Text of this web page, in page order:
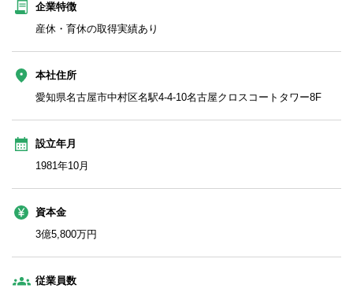
企業特徴
産休・育休の取得実績あり
本社住所
愛知県名古屋市中村区名駅4-4-10名古屋クロスコートタワー8F
設立年月
1981年10月
資本金
3億5,800万円
従業員数